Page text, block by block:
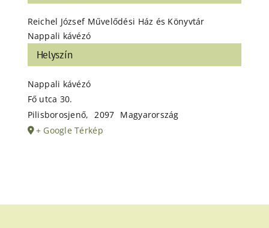
Helyszín
Nappali kávézó
Fő utca 30.
Pilisborosjenő, 2097 Magyarország
+ Google Térkép
Reichel József Művelődési Ház és Könyvtár
Nappali kávézó